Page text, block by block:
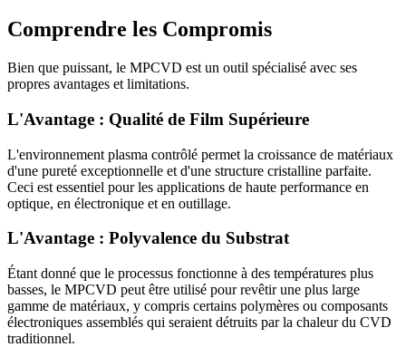
Comprendre les Compromis
Bien que puissant, le MPCVD est un outil spécialisé avec ses
propres avantages et limitations.
L'Avantage : Qualité de Film Supérieure
L'environnement plasma contrôlé permet la croissance de matériaux
d'une pureté exceptionnelle et d'une structure cristalline parfaite.
Ceci est essentiel pour les applications de haute performance en
optique, en électronique et en outillage.
L'Avantage : Polyvalence du Substrat
Étant donné que le processus fonctionne à des températures plus
basses, le MPCVD peut être utilisé pour revêtir une plus large
gamme de matériaux, y compris certains polymères ou composants
électroniques assemblés qui seraient détruits par la chaleur du CVD
traditionnel.